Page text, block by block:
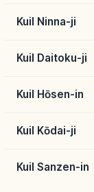
Kuil Ninna-ji
Kuil Daitoku-ji
Kuil Hōsen-in
Kuil Kōdai-ji
Kuil Sanzen-in